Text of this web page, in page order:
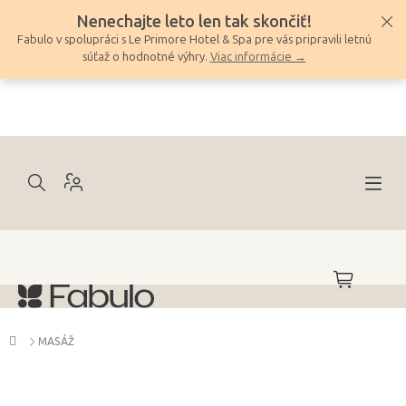
obsah
Nenechajte leto len tak skončiť!
Fabulo v spolupráci s Le Primore Hotel & Spa pre vás pripravili letnú
súťaž o hodnotné výhry. Viac informácie →
NÁKUPNÝ
KOŠÍK
Domov
MASÁŽ